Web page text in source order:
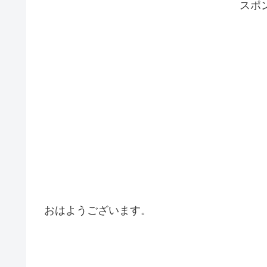
スポ
おはようございます。